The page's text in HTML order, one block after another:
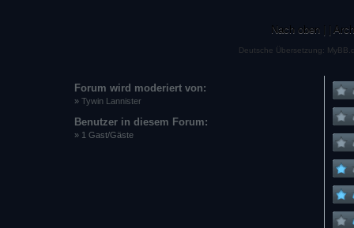
Nach oben
Deutsche Übersetzung:
Forum wird moderiert von:
» Tywin Lannister
Benutzer in diesem Forum:
» 1 Gast/Gäste